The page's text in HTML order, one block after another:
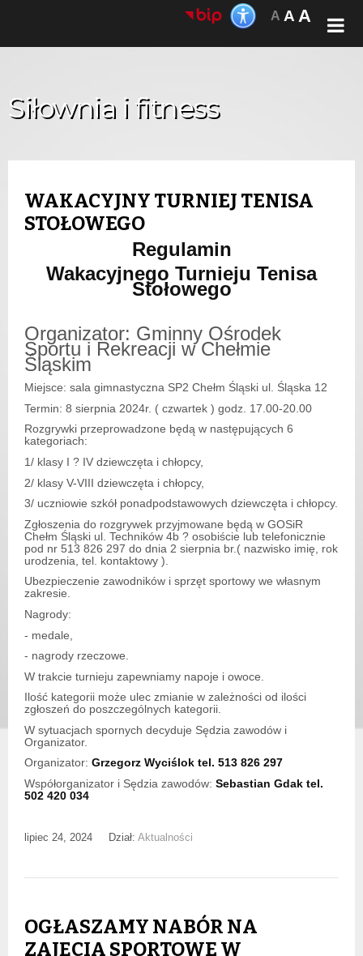
A A A
Siłownia i fitness
WAKACYJNY TURNIEJ TENISA
STOŁOWEGO
Regulamin
Wakacyjnego Turnieju Tenisa
Stołowego
Organizator: Gminny Ośrodek
Sportu i Rekreacji w Chełmie
Śląskim
Miejsce: sala gimnastyczna SP2 Chełm Śląski ul. Śląska 12
Termin: 8 sierpnia 2024r. ( czwartek ) godz. 17.00-20.00
Rozgrywki przeprowadzone będą w następujących 6
kategoriach:
1/ klasy I ? IV dziewczęta i chłopcy,
2/ klasy V-VIII dziewczęta i chłopcy,
3/ uczniowie szkół ponadpodstawowych dziewczęta i chłopcy.
Zgłoszenia do rozgrywek przyjmowane będą w GOSiR
Chełm Śląski ul. Techników 4b ? osobiście lub telefonicznie
pod nr 513 826 297 do dnia 2 sierpnia br.( nazwisko imię, rok
urodzenia, tel. kontaktowy ).
Ubezpieczenie zawodników i sprzęt sportowy we własnym
zakresie.
Nagrody:
- medale,
- nagrody rzeczowe.
W trakcie turnieju zapewniamy napoje i owoce.
Ilość kategorii może ulec zmianie w zależności od ilości
zgłoszeń do poszczególnych kategorii.
W sytuacjach spornych decyduje Sędzia zawodów i
Organizator.
Organizator: Grzegorz Wyciślok tel. 513 826 297
Współorganizator i Sędzia zawodów: Sebastian Gdak tel.
502 420 034
lipiec 24, 2024 Dział: Aktualności
OGŁASZAMY NABÓR NA
ZAJĘCIA SPORTOWE W